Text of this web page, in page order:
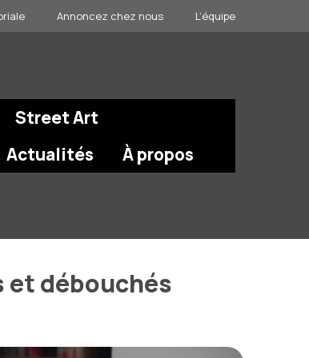
Annoncez chez nous L’équipe
Street Art
Actualités À propos
et débouchés